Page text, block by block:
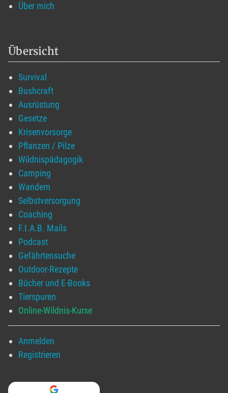
Über mich
Übersicht
Survival
Bushcraft
Ausrüstung
Gesetze
Krisenvorsorge
Pflanzen / Pilze
Wildnispädagogik
Camping
Wandern
Selbstversorgung
Coaching
F.I.A.B. Mails
Podcast
Gefährtensuche
Outdoor-Rezepte
Bücher und E-Books
Tierspuren
Online-Wildnis-Kurse
Anmelden
Registrieren